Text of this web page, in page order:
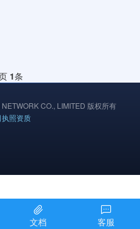
1条
CO., LIMITED 版权所有
照资质
文档 客服